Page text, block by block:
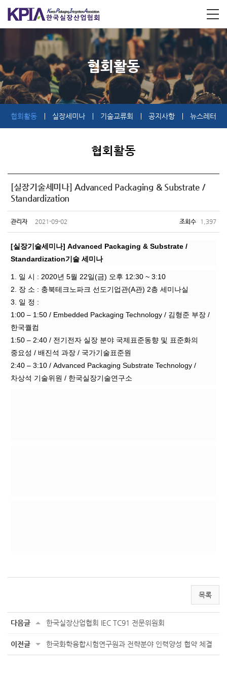
협회활동
협회활동 실장세미나 기술교류회 공지사항 뉴스레터
협회활동
[실장기술세미나] Advanced Packaging & Substrate /
Standardization
관리자 2021-09-02 조회수 1,397
[실장기술세미나] Advanced Packaging & Substrate /
Standardization기술 세미나
1. 일 시 : 2020년 5월 22일(금) 오후 12:30 ~ 3:10
2. 장 소 : 충북테크노파크 선도기업관(A관) 2층 세미나실
3. 일 정 :
1:00 – 1:50 / Embedded Packaging Technology / 김형준 부장 /
한국퀄컴
1:50 – 2:40 / 전기전자 실장 분야 국제표준동향 및 표준화의
중요성 / 배진석 과장 / 국가기술표준원
2:40 – 3:10 / Advanced Packaging Substrate Technology /
차상석 기술위원 / 한국실장기술연구소
목록
다음글 한국실장산업협회 IEC TC91 전문위원회
이전글 한국화학융합시험연구원과 전략분야 인력양성 협약 체결